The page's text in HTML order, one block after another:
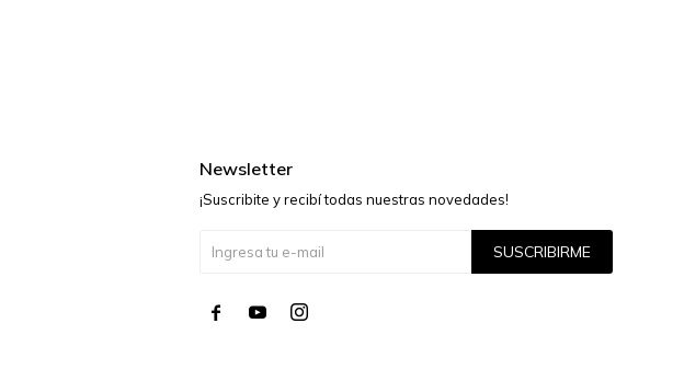
Newsletter
¡Suscribite y recibí todas nuestras novedades!
SUSCRIBIRME
  